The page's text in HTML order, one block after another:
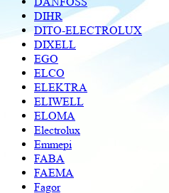
DIHR
DITO-ELECTROLUX
DIXELL
EGO
ELCO
ELEKTRA
ELIWELL
ELOMA
Electrolux
Emmepi
FABA
FAEMA
Fagor